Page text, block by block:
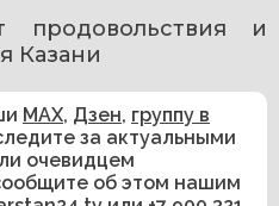
продовольствия и
Казани
MAX, Дзен, группу в
за актуальными
очевидцем
об этом нашим